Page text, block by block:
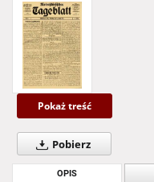
Pokaż treść
Pobierz
OPIS